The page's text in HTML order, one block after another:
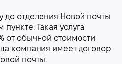
до отделения Новой почты
Такая услуга
от обычной стоимости
компания имеет договор
почты.